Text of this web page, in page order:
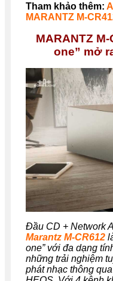
Tham khảo thêm:
MARANTZ M-
MARANTZ
one” mở
Đầu CD + Network
Marantz M-CR612
one” với đa dạng
những trải nghiệm
phát nhạc thông